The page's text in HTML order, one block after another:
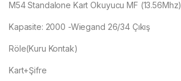
M54 Standalone Kart Okuyucu MF (13.56Mhz)
Kapasite: 2000 -Wiegand 26/34 Çıkış
Röle(Kuru Kontak)
Kart+Şifre